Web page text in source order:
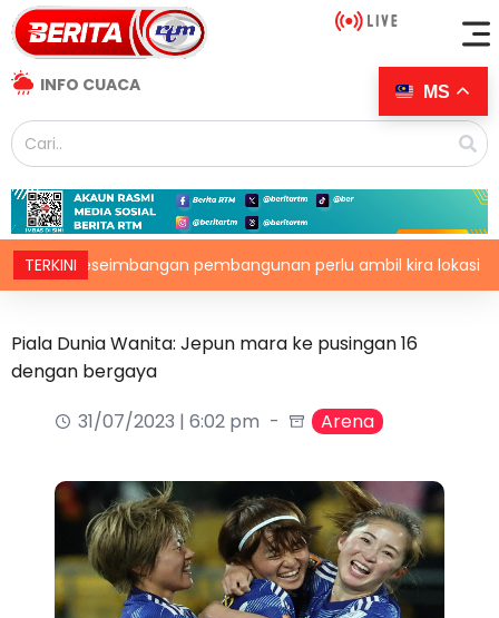
INFO CUACA
TERKINI
Keseimbangan pembangunan perlu ambil kira lokasi
Piala Dunia Wanita: Jepun mara ke pusingan 16
dengan bergaya
31/07/2023 | 6:02 pm
Arena
MS